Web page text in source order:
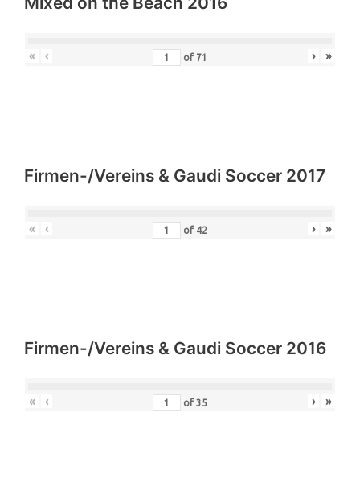
« ‹ of 71 › »
Firmen-/Vereins & Gaudi Soccer 2017
« ‹ of 42 › »
Firmen-/Vereins & Gaudi Soccer 2016
« ‹ of 35 › »